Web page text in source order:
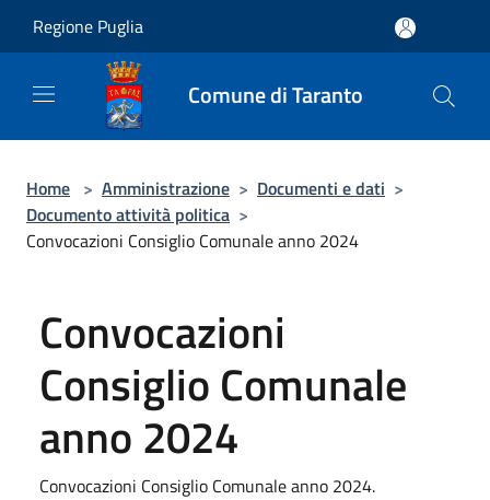
Regione Puglia
Comune di Taranto
Home > Amministrazione > Documenti e dati >
Documento attività politica >
Convocazioni Consiglio Comunale anno 2024
Convocazioni
Consiglio Comunale
anno 2024
Convocazioni Consiglio Comunale anno 2024.